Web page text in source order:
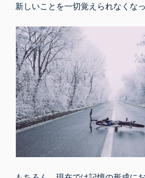
新しいことを一切覚えられなくな